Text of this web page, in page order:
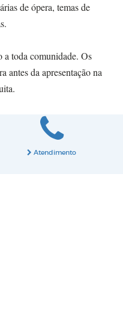
de ópera, temas de
a toda comunidade. Os
antes da apresentação na
Atendimento